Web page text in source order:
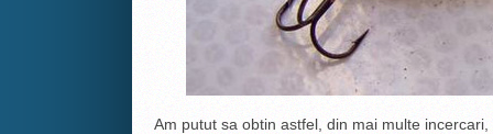
Am putut sa obtin astfel, din mai multe